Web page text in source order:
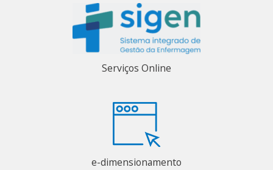
Serviços Online
e-dimensionamento